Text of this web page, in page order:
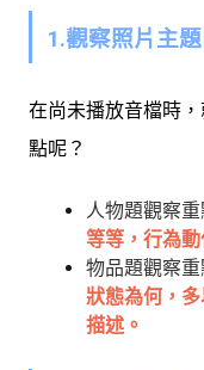
1.觀察照片主
在尚未播放音檔時
點呢？
人物題觀察重
等等，行為
物品題觀察重
狀態為何，多
描述。